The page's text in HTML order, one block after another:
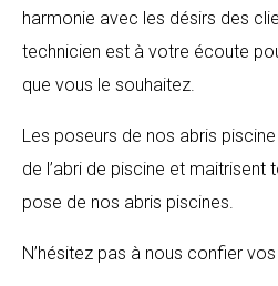
harmonie avec les désirs des
technicien est à votre écoute
que vous le souhaitez.
Les poseurs de nos abris
de l’abri de piscine et maitrisent
pose de nos abris piscines.
N’hésitez pas à nous confier